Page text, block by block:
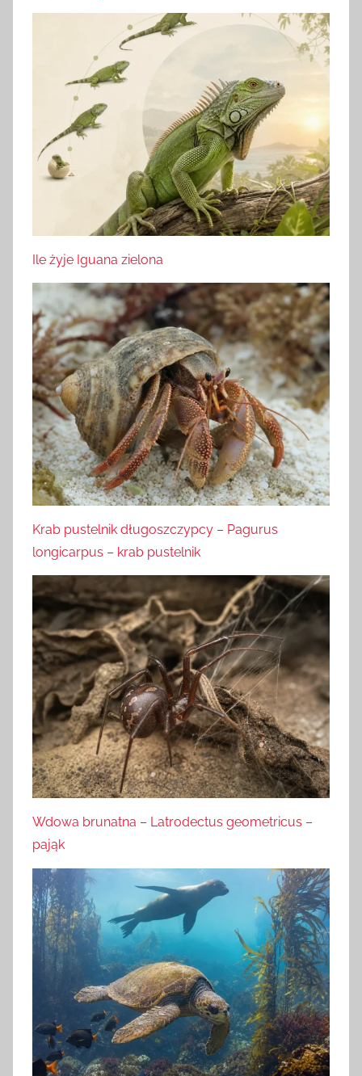
Ile żyje Iguana zielona
Krab pustelnik długoszczypcy – Pagurus
longicarpus – krab pustelnik
Wdowa brunatna – Latrodectus geometricus –
pająk